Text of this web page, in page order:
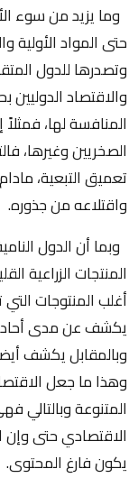
وما يزيد من سوء
حتى المواد الأولية
وتصدرها للدول
والاقتصاد الدوليين
المنافسة لها،
الصخريين وغيرها،
تعميق التبعية،
واقتلاعه من جذوره.
وبما أن الدول
المنتجات الزراعية
أغلب المنتوجات
يكشف عن مدى
وبالمقابل يكشف
وهذا ما جعل
المتنوعة وبالتالي
الاقتصادي حتى وإن
يكون فارغ المحتوى.